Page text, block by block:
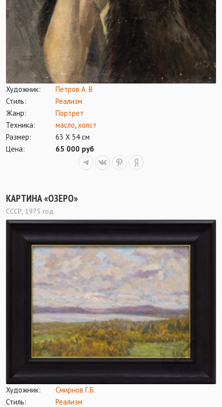
Художник:
Петров А. В
Стиль:
Реализм
Жанр:
Портрет
Техника:
масло,холст
Размер:
63 Х 54 см
Цена:
65 000 руб
КАРТИНА «ОЗЕРО»
СССР, 1975 год
Художник:
Смирнов Г.Б.
Стиль:
Реализм